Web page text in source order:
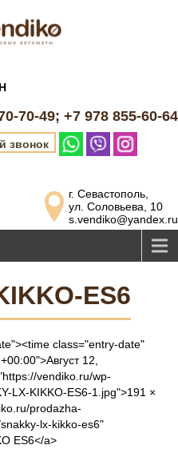
70-49; +7 978 855-60-64
звонок
г. Севастополь,
ул. Соловьева, 10
s.vendiko@yandex.ru
ES6
class="entry-date"
12,
vendiko.ru/wp-
LX-KIKKO-ES6-1.jpg">191 ×
prodazha-
lx-kikko-es6"
ES6</a>